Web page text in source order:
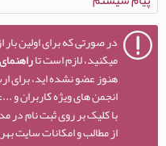
در صورتی که برای اولین
میکنید، لازم است تا
هنوز عضو نشده اید، برای
انجمن های ویژه کاربران
با کلیک بر روی ثبت نام
از مطالب و امکانات سایت